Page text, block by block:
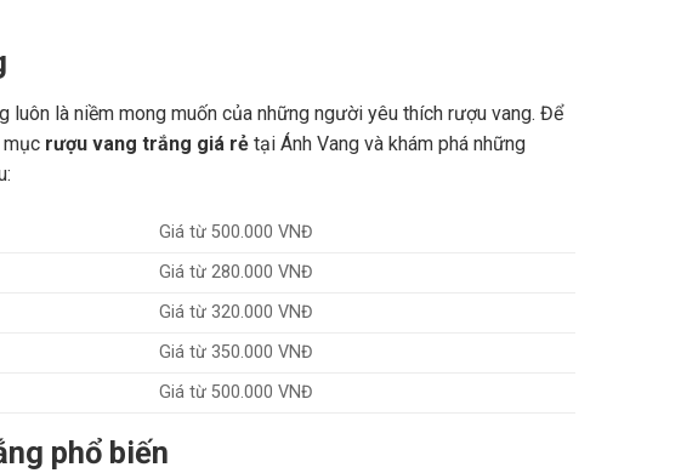
là niềm mong muốn của những người yêu thích rượu vang. Để
rượu vang trắng giá rẻtại Ánh Vang và khám phá những
Giá từ 500.000 VNĐ
Giá từ 280.000 VNĐ
Giá từ 320.000 VNĐ
Giá từ 350.000 VNĐ
Giá từ 500.000 VNĐ
phổ biến